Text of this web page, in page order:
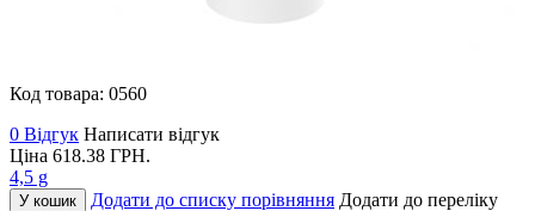
Код товара: 0560
0 Відгук Написати відгук
Ціна 618.38 ГРН.
4,5 g
У кошик Додати до списку порівняння Додати до переліку